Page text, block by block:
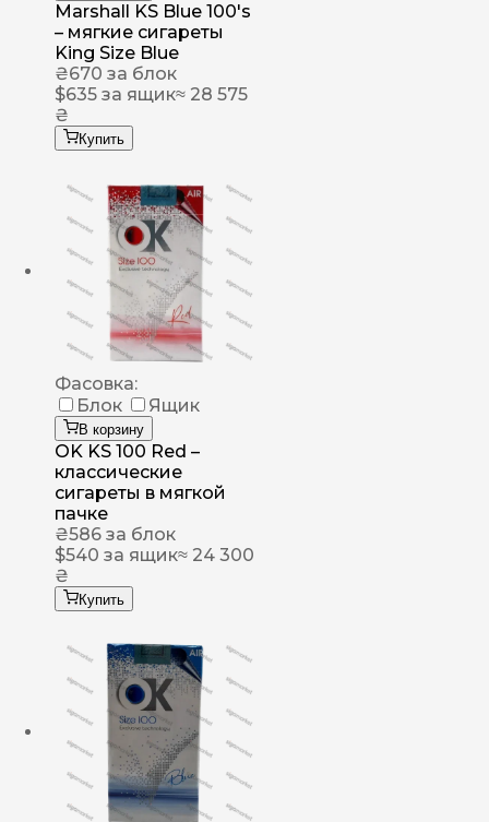
Marshall KS Blue 100's
– мягкие сигареты
King Size Blue
₴670 за блок
$635 за ящик≈ 28 575
₴
Купить
Фасовка:
Блок
Ящик
В корзину
OK KS 100 Red –
классические
сигареты в мягкой
пачке
₴586 за блок
$540 за ящик≈ 24 300
₴
Купить